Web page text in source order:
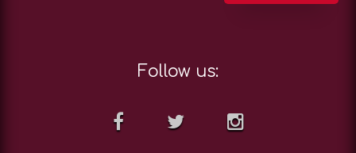
Follow us: